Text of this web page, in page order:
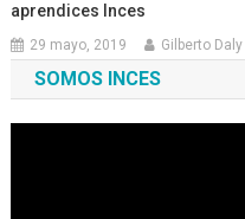
aprendices Inces
29 mayo, 2019 Gilberto Daly
SOMOS INCES